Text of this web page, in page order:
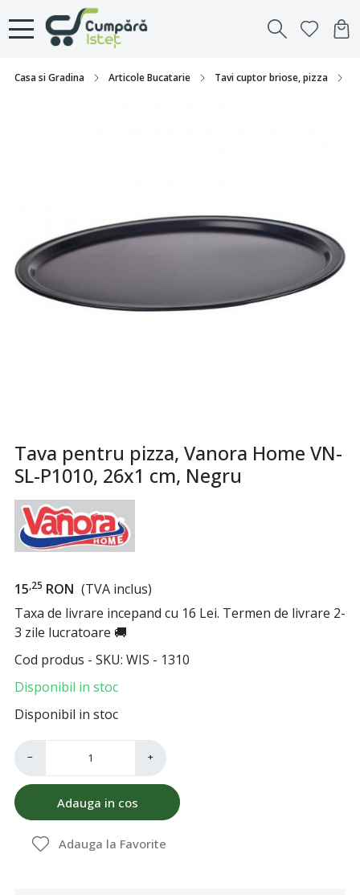
Casa si Gradina Articole Bucatarie Tavi cuptor briose, pizza
Tava pentru pizza, Vanora Home VN-
SL-P1010, 26x1 cm, Negru
15,25 RON (TVA inclus)
Taxa de livrare incepand cu 16 Lei. Termen de livrare 2-
3 zile lucratoare 🚚
Cod produs - SKU WIS - 1310
Disponibil in stoc
Disponibil in stoc
− +
Adauga in cos
Adauga la Favorite